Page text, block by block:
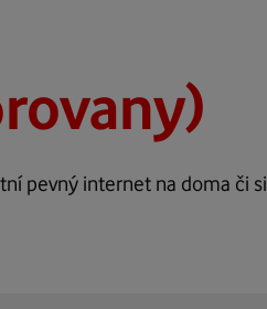
pevný internet na doma či si